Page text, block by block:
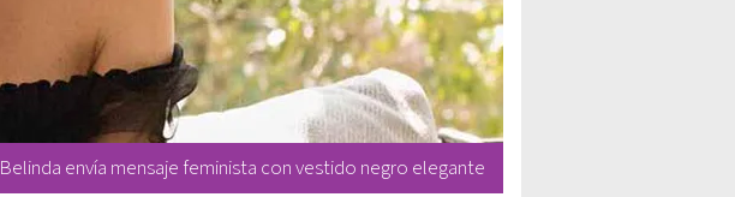
Belinda envía mensaje feminista con vestido negro elegante